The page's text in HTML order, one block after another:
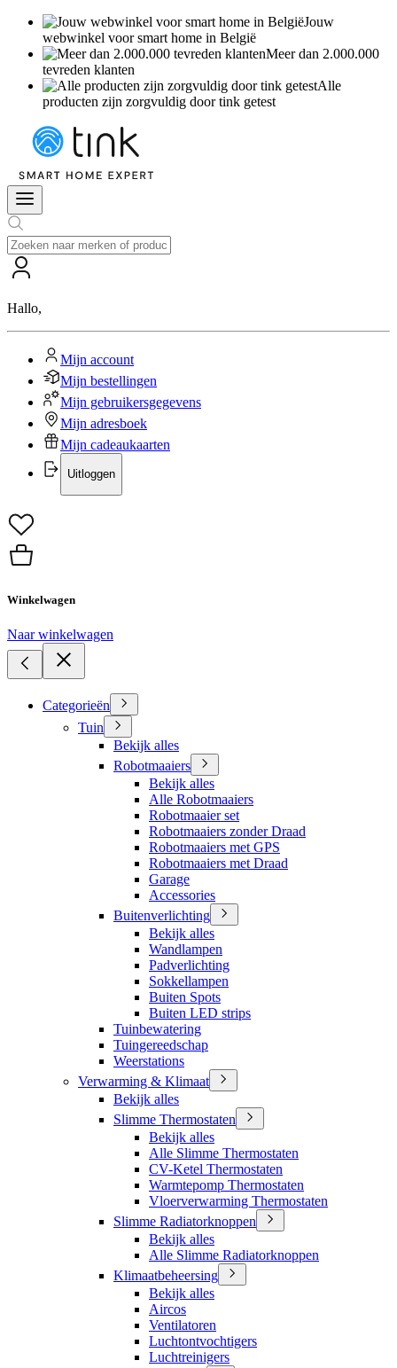
Jouw
webwinkel voor smart home in België
Meer dan 2.000.000
tevreden klanten
Alle
producten zijn zorgvuldig door tink getest
Hallo,
Mijn account
Mijn bestellingen
Mijn gebruikersgegevens
Mijn adresboek
Mijn cadeaukaarten
Uitloggen
Winkelwagen
Naar winkelwagen
Categorieën
Tuin
Bekijk alles
Robotmaaiers
Bekijk alles
Alle Robotmaaiers
Robotmaaier set
Robotmaaiers zonder Draad
Robotmaaiers met GPS
Robotmaaiers met Draad
Garage
Accessories
Buitenverlichting
Bekijk alles
Wandlampen
Padverlichting
Sokkellampen
Buiten Spots
Buiten LED strips
Tuinbewatering
Tuingereedschap
Weerstations
Verwarming & Klimaat
Bekijk alles
Slimme Thermostaten
Bekijk alles
Alle Slimme Thermostaten
CV-Ketel Thermostaten
Warmtepomp Thermostaten
Vloerverwarming Thermostaten
Slimme Radiatorknoppen
Bekijk alles
Alle Slimme Radiatorknoppen
Klimaatbeheersing
Bekijk alles
Aircos
Ventilatoren
Luchtontvochtigers
Luchtreinigers